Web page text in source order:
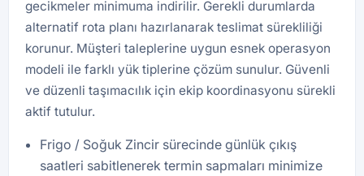
gecikmeler minimuma indirilir. Gerekli durumlarda
alternatif rota planı hazırlanarak teslimat sürekliliği
korunur. Müşteri taleplerine uygun esnek operasyon
modeli ile farklı yük tiplerine çözüm sunulur. Güvenli
ve düzenli taşımacılık için ekip koordinasyonu sürekli
aktif tutulur.
Frigo / Soğuk Zincir sürecinde günlük çıkış
saatleri sabitlenerek termin sapmaları minimize